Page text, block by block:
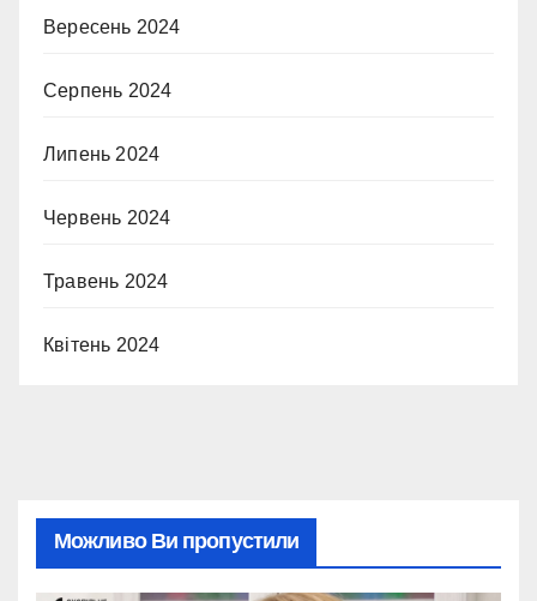
Вересень 2024
Серпень 2024
Липень 2024
Червень 2024
Травень 2024
Квітень 2024
Можливо Ви пропустили